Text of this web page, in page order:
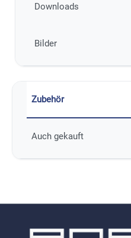
Downloads
Bilder
Zubehör
Auch gekauft